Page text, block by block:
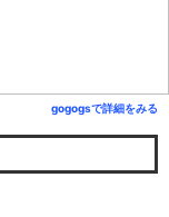
gogogsで詳細をみる